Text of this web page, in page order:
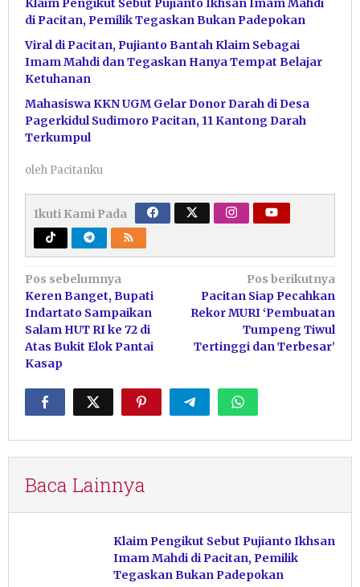
Klaim Pengikut Sebut Pujianto Ikhsan Imam Mahdi
di Pacitan, Pemilik Tegaskan Bukan Padepokan
Viral di Pacitan, Pujianto Bantah Klaim Sebagai
Imam Mahdi dan Tegaskan Hanya Tempat Belajar
Ketuhanan
Mahasiswa KKN UGM Gelar Donor Darah di Desa
Pagerkidul Sudimoro Pacitan, 11 Kantong Darah
Terkumpul
oleh Pacitanku
Ikuti Kami Pada
Navigasi
pos
Pos sebelumnya
Keren Banget, Bupati
Indartato Sampaikan
Salam HUT RI ke 72 di
Atas Bukit Elok Pantai
Kasap
Pos berikutnya
Pacitan Siap Pecahkan
Rekor MURI ‘Pembuatan
Tumpeng Tiwul
Tertinggi dan Terbesar’
Baca Lainnya
Klaim Pengikut Sebut Pujianto Ikhsan
Imam Mahdi di Pacitan, Pemilik
Tegaskan Bukan Padepokan